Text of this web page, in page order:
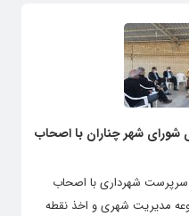
شهر چناران با اصحاب
شهرداری با اصحاب
مدیریت شهری و اخذ نقطه